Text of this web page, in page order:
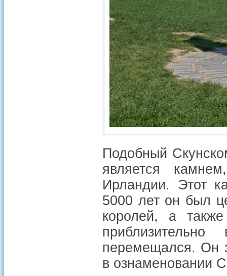
Подобный
является
Ирландии. Этот
5000 лет он был
королей, а
перемещался. Он
в ознаменовании